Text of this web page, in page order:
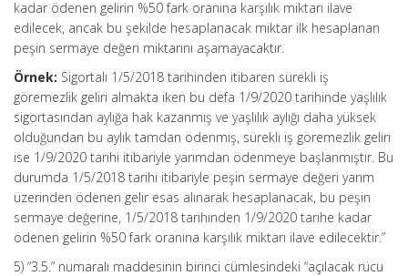
kadar ödenen gelirin %50 fark oranına karşılık miktarı ilave
edilecek, ancak bu şekilde hesaplanacak miktar ilk hesaplanan
peşin sermaye değeri miktarını aşamayacaktır.
Örnek: Sigortalı 1/5/2018 tarihinden itibaren sürekli iş
göremezlik geliri almakta iken bu defa 1/9/2020 tarihinde yaşlılık
sigortasından aylığa hak kazanmış ve yaşlılık aylığı daha yüksek
olduğundan bu aylık tamdan ödenmiş, sürekli iş göremezlik geliri
ise 1/9/2020 tarihi itibariyle yarımdan ödenmeye başlanmıştır. Bu
durumda 1/5/2018 tarihi itibariyle peşin sermaye değeri yarım
üzerinden ödenen gelir esas alınarak hesaplanacak, bu peşin
sermaye değerine, 1/5/2018 tarihinden 1/9/2020 tarihe kadar
ödenen gelirin %50 fark oranına karşılık miktarı ilave edilecektir.”
5) “3.5.” numaralı maddesinin birinci cümlesindeki “açılacak rücu